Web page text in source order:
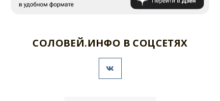
СОЛОВЕЙ.ИНФО В СОЦСЕТЯХ